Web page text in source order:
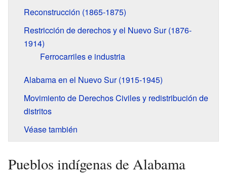
Reconstrucción (1865-1875)
Restricción de derechos y el Nuevo Sur (1876-
1914)
Ferrocarriles e industria
Alabama en el Nuevo Sur (1915-1945)
Movimiento de Derechos Civiles y redistribución de
distritos
Véase también
Pueblos indígenas de Alabama